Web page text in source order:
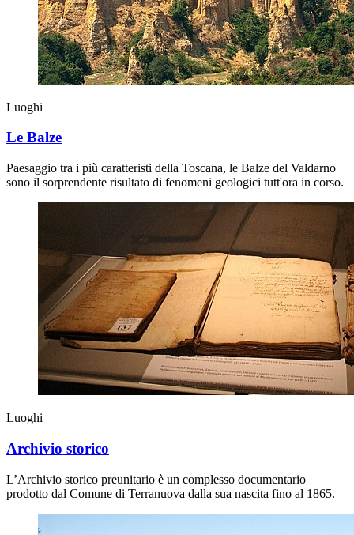
Luoghi
Le Balze
Paesaggio tra i più caratteristi della Toscana, le Balze del Valdarno
sono il sorprendente risultato di fenomeni geologici tutt'ora in corso.
Luoghi
Archivio storico
L’Archivio storico preunitario è un complesso documentario
prodotto dal Comune di Terranuova dalla sua nascita fino al 1865.